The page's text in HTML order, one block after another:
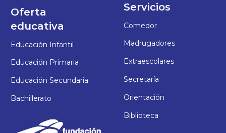
Oferta
educativa
Educación Infantil
Educación Primaria
Educación Secundaria
Bachillerato
Servicios
Comedor
Madrugadores
Extraescolares
Secretaría
Orientación
Biblioteca